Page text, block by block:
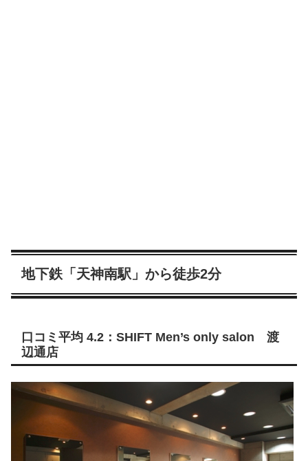
地下鉄「天神南駅」から徒歩2分
口コミ平均 4.2：SHIFT Men’s only salon 渡
辺通店